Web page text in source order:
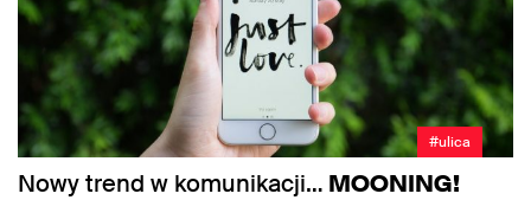
#ulica
Nowy trend w komunikacji… MOONING!